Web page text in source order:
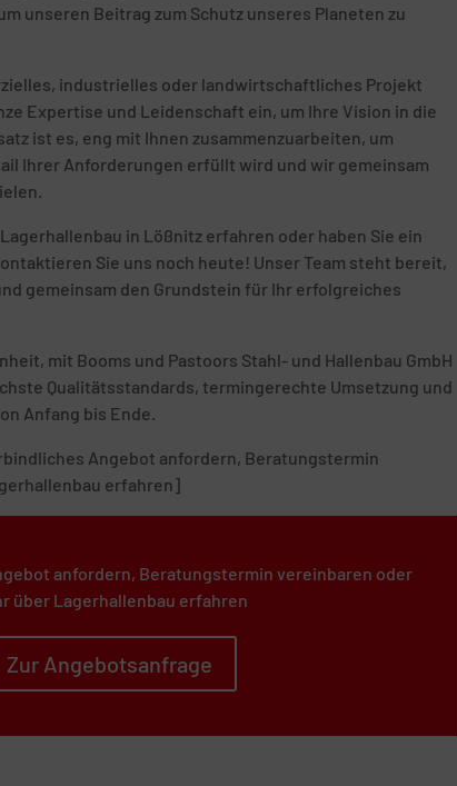
unseren Beitrag zum Schutz unseres Planeten zu
industrielles oder landwirtschaftliches Projekt
Expertise und Leidenschaft ein, um Ihre Vision in die
ist es, eng mit Ihnen zusammenzuarbeiten, um
Ihrer Anforderungen erfüllt wird und wir gemeinsam
in Lößnitz erfahren oder haben Sie ein
Sie uns noch heute! Unser Team steht bereit,
gemeinsam den Grundstein für Ihr erfolgreiches
mit Booms und Pastoors Stahl- und Hallenbau GmbH
Qualitätsstandards, termingerechte Umsetzung und
Anfang bis Ende.
Angebot anfordern, Beratungstermin
erfahren]
anfordern, Beratungstermin vereinbaren oder
über Lagerhallenbau erfahren
Zur Angebotsanfrage